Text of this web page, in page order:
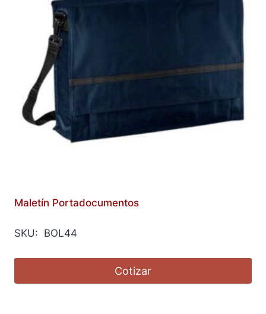
Maletín Portadocumentos
SKU: BOL44
Cotizar